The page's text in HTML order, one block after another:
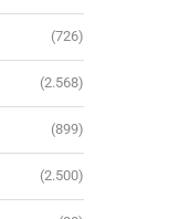
(726)
(2.568)
(899)
(2.500)